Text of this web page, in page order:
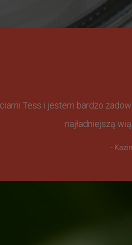
Tess i jestem bardzo
najładniejszą
-